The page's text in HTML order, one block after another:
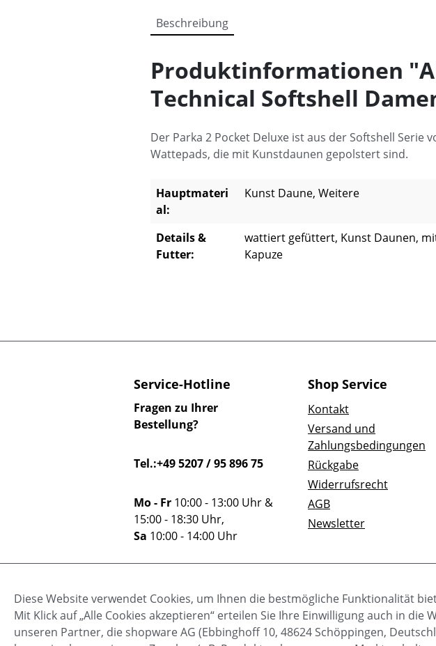
Beschreibung
Produktinformationen
Technical Softshell
Der Parka 2 Pocket Deluxe ist aus der Softshell
Wattepads, die mit Kunstdaunen gepolstert sind.
Hauptmateri
al:
Kunst Daune, Weitere
Details &
Futter:
wattiert gefüttert, Kunst Daunen,
Kapuze
Service-Hotline
Fragen zu Ihrer
Bestellung?
Tel.:+49 5207 / 95 896 75
Mo - Fr 10:00 - 13:00 Uhr &
15:00 - 18:30 Uhr,
Sa 10:00 - 14:00 Uhr
Kontaktformular.
Shop Service
Kontakt
Versand und
Zahlungsbedingungen
Rückgabe
Widerrufsrecht
AGB
Newsletter
Diese Website verwendet Cookies, um Ihnen die bestmögliche Funktionalität
Mit Klick auf „Alle Cookies akzeptieren“ erteilen Sie Ihre Einwilligung auch in
unseren Partner, die shopware AG (Ebbinghoff 10, 48624 Schöppingen,